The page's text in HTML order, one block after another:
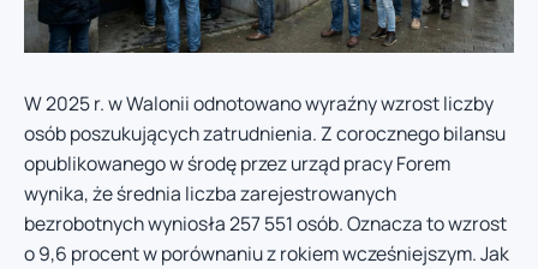
W 2025 r. w Walonii odnotowano wyraźny wzrost liczby
osób poszukujących zatrudnienia. Z corocznego bilansu
opublikowanego w środę przez urząd pracy Forem
wynika, że średnia liczba zarejestrowanych
bezrobotnych wyniosła 257 551 osób. Oznacza to wzrost
o 9,6 procent w porównaniu z rokiem wcześniejszym. Jak